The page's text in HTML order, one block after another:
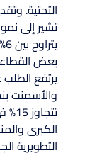
التحتية.
تشير إلى
بعض
يرتفع
والأسمنت
الكبرى
التطويرية